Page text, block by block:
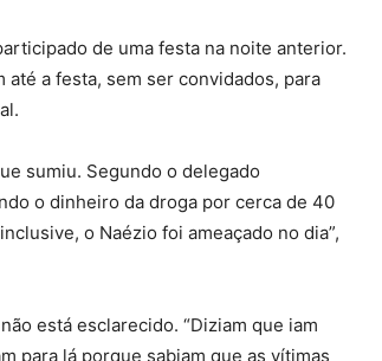
de uma festa na noite anterior.
a festa, sem ser convidados, para
sumiu. Segundo o delegado
o dinheiro da droga por cerca de 40
o Naézio foi ameaçado no dia”,
está esclarecido. “Diziam que iam
para lá porque sabiam que as vítimas